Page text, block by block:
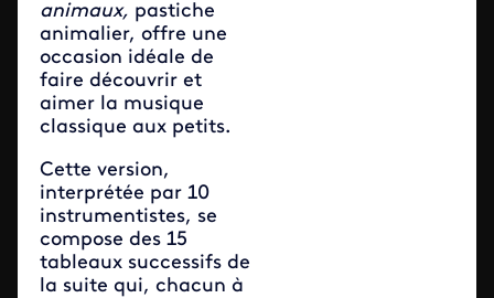
animaux, pastiche
animalier, offre une
occasion idéale de
faire découvrir et
aimer la musique
classique aux petits.
Cette version,
interprétée par 10
instrumentistes, se
compose des 15
tableaux successifs de
la suite qui, chacun à